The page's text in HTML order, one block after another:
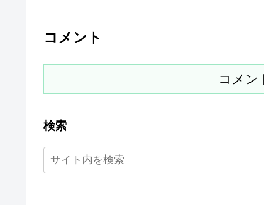
コメント
コメン
検索